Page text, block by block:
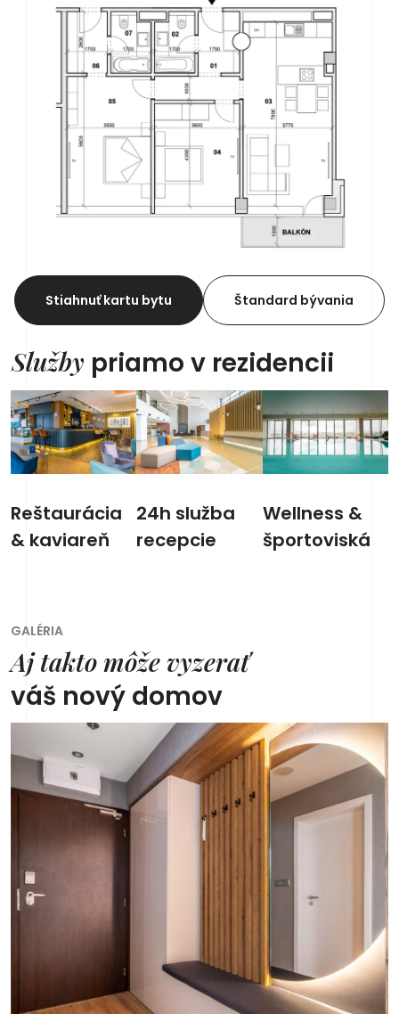
Stiahnuť kartu bytu Štandard bývania
Služby priamo v rezidencii
Reštaurácia
& kaviareň
24h služba
recepcie
Wellness &
športoviská
GALÉRIA
Aj takto môže vyzerať
váš nový domov